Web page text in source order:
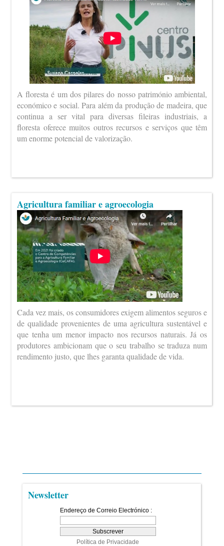
A floresta é um dos pilares do nosso património ambiental,
económico e social. Para além da produção de madeira, que
continua a ser vital para diversas fileiras industriais, a
floresta oferece muitos outros recursos e serviços que têm
um enorme potencial de valorização.
Agricultura familiar e agroecologia
Cada vez mais, os consumidores exigem alimentos seguros e
de qualidade provenientes de uma agricultura sustentável e
que tenha um menor impacto nos recursos naturais. Já os
produtores ambicionam que o seu trabalho se traduza num
rendimento justo, que lhes garanta qualidade de vida.
Newsletter